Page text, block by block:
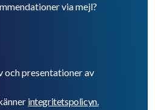
via mejl?
och presentationer av
integritetspolicyn.